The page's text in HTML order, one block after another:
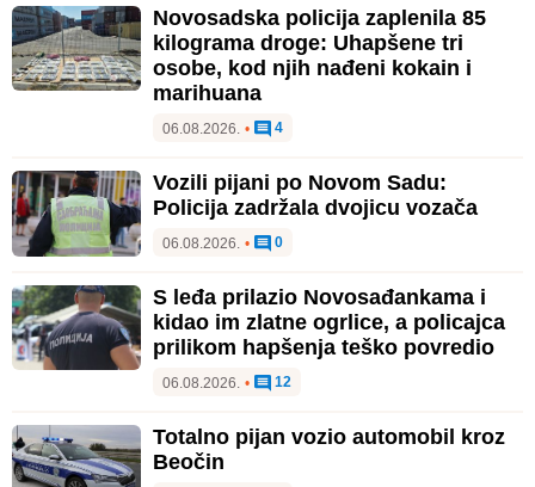
Novosadska policija zaplenila 85
kilograma droge: Uhapšene tri
osobe, kod njih nađeni kokain i
marihuana
06.08.2026. • 4
Vozili pijani po Novom Sadu:
Policija zadržala dvojicu vozača
06.08.2026. • 0
S leđa prilazio Novosađankama i
kidao im zlatne ogrlice, a policajca
prilikom hapšenja teško povredio
06.08.2026. • 12
Totalno pijan vozio automobil kroz
Beočin